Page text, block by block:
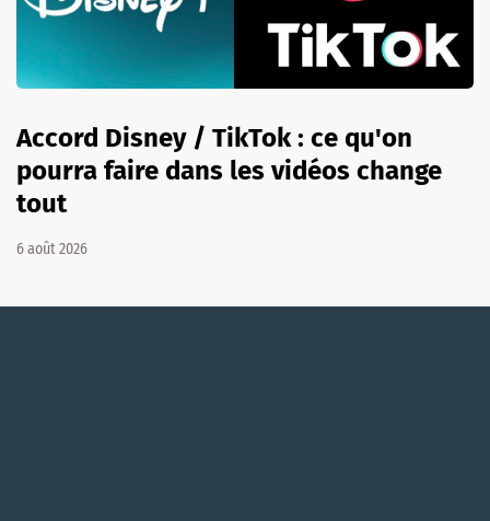
Accord Disney / TikTok : ce qu'on
pourra faire dans les vidéos change
tout
6 août 2026